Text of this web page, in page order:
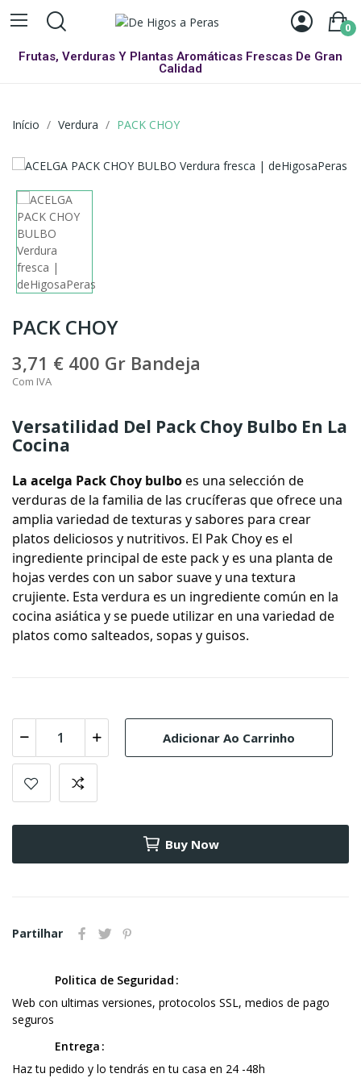
0
Frutas, Verduras Y Plantas Aromáticas Frescas De Gran
Calidad
Início Verdura PACK CHOY
PACK CHOY
3,71 € 400 Gr Bandeja
Com IVA
Versatilidad Del Pack Choy Bulbo En La
Cocina
La acelga Pack Choy bulboes una selección de
verduras de la familia de las crucíferas que ofrece una
amplia variedad de texturas y sabores para crear
platos deliciosos y nutritivos. El Pak Choyes el
ingrediente principal de este pack y es una planta de
hojas verdes con un sabor suave y una textura
crujiente. Esta verdura es un ingrediente común en la
cocina asiática y se puede utilizar en una variedad de
platos como salteados, sopas y guisos.
Adicionar Ao Carrinho
Buy Now
Partilhar
Politica de Seguridad
Web con ultimas versiones, protocolos SSL, medios de pago
seguros
Entrega
Haz tu pedido y lo tendrás en tu casa en 24 -48h